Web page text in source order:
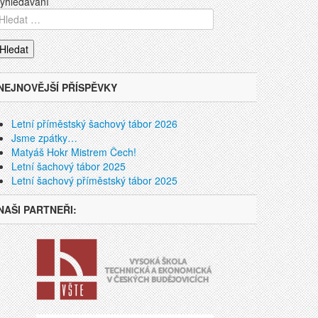
PŘÍSPĚVKY
Letní příměstský šachový tábor 2026
Jsme zpátky…
Matyáš Hokr Mistrem Čech!
Letní šachový tábor 2025
Letní šachový příměstský tábor 2025
PARTNEŘI: